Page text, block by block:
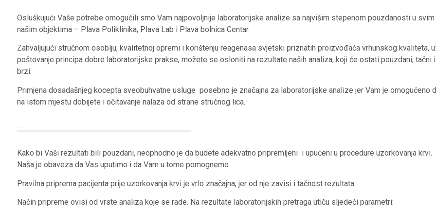
Osluškujući Vaše potrebe omogućili smo Vam najpovoljnije laboratorijske analize sa najvišim stepenom pouzdanosti u svim
našim objektima – Plava Poliklinika, Plava Lab i Plava bolnica Centar.
Zahvaljujući stručnom osoblju, kvalitetnoj opremi i korištenju reagenasa svjetski priznatih proizvođača vrhunskog kvaliteta,
poštovanje principa dobre laboratorijske prakse, možete se osloniti na rezultate naših analiza, koji će ostati pouzdani, tačni i
brzi.
Primjena dosadašnjeg kocepta sveobuhvatne usluge posebno je značajna za laboratorijske analize jer Vam je omogućeno
na istom mjestu dobijete i očitavanje nalaza od strane stručnog lica.
Kako bi Vaši rezultati bili pouzdani, neophodno je da budete adekvatno pripremljeni i upućeni u procedure uzorkovanja krvi.
Naša je obaveza da Vas uputimo i da Vam u tome pomognemo.
Pravilna priprema pacijenta prije uzorkovanja krvi je vrlo značajna, jer od nje zavisi i tačnost rezultata.
Način pripreme ovisi od vrste analiza koje se rade. Na rezultate laboratorijskih pretraga utiču sljedeći parametri: